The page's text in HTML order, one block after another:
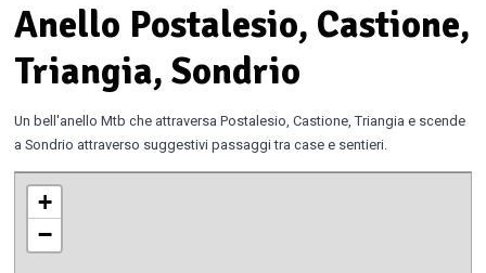
Anello Postalesio, Castione,
Triangia, Sondrio
Un bell'anello Mtb che attraversa Postalesio, Castione, Triangia e scende
a Sondrio attraverso suggestivi passaggi tra case e sentieri.
+
−